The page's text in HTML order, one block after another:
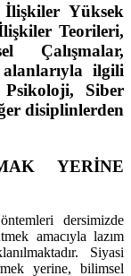
İlişkiler Yüksek
Teorileri,
Çalışmalar,
ilgili
Siber
disiplinlerden
YERİNE
dersimizde
amacıyla lazım
Siyasi
yerine, bilimsel